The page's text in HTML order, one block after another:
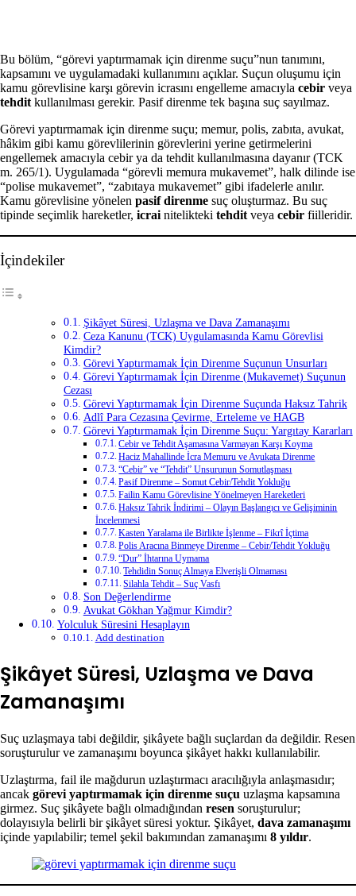
Bu bölüm, “görevi yaptırmamak için direnme suçu”nun tanımını,
kapsamını ve uygulamadaki kullanımını açıklar. Suçun oluşumu için
kamu görevlisine karşı görevin icrasını engelleme amacıyla cebir veya
tehdit kullanılması gerekir. Pasif direnme tek başına suç sayılmaz.
Görevi yaptırmamak için direnme suçu; memur, polis, zabıta, avukat,
hâkim gibi kamu görevlilerinin görevlerini yerine getirmelerini
engellemek amacıyla cebir ya da tehdit kullanılmasına dayanır (TCK
m. 265/1). Uygulamada “görevli memura mukavemet”, halk dilinde ise
“polise mukavemet”, “zabıtaya mukavemet” gibi ifadelerle anılır.
Kamu görevlisine yönelen pasif direnme suç oluşturmaz. Bu suç
tipinde seçimlik hareketler, icrai nitelikteki tehdit veya cebir fiilleridir.
İçindekiler
Şikâyet Süresi, Uzlaşma ve Dava Zamanaşımı
Ceza Kanunu (TCK) Uygulamasında Kamu Görevlisi
Kimdir?
Görevi Yaptırmamak İçin Direnme Suçunun Unsurları
Görevi Yaptırmamak İçin Direnme (Mukavemet) Suçunun
Cezası
Görevi Yaptırmamak İçin Direnme Suçunda Haksız Tahrik
Adlî Para Cezasına Çevirme, Erteleme ve HAGB
Görevi Yaptırmamak İçin Direnme Suçu: Yargıtay Kararları
Cebir ve Tehdit Aşamasına Varmayan Karşı Koyma
Haciz Mahallinde İcra Memuru ve Avukata Direnme
“Cebir” ve “Tehdit” Unsurunun Somutlaşması
Pasif Direnme – Somut Cebir/Tehdit Yokluğu
Failin Kamu Görevlisine Yönelmeyen Hareketleri
Haksız Tahrik İndirimi – Olayın Başlangıcı ve Gelişiminin
İncelenmesi
Kasten Yaralama ile Birlikte İşlenme – Fikrî İçtima
Polis Aracına Binmeye Direnme – Cebir/Tehdit Yokluğu
“Dur” İhtarına Uymama
Tehdidin Sonuç Almaya Elverişli Olmaması
Silahla Tehdit – Suç Vasfı
Son Değerlendirme
Avukat Gökhan Yağmur Kimdir?
Yolculuk Süresini Hesaplayın
Add destination
Şikâyet Süresi, Uzlaşma ve Dava
Zamanaşımı
Suç uzlaşmaya tabi değildir, şikâyete bağlı suçlardan da değildir. Resen
soruşturulur ve zamanaşımı boyunca şikâyet hakkı kullanılabilir.
Uzlaştırma, fail ile mağdurun uzlaştırmacı aracılığıyla anlaşmasıdır;
ancak görevi yaptırmamak için direnme suçu uzlaşma kapsamına
girmez. Suç şikâyete bağlı olmadığından resen soruşturulur;
dolayısıyla belirli bir şikâyet süresi yoktur. Şikâyet, dava zamanaşımı
içinde yapılabilir; temel şekil bakımından zamanaşımı 8 yıldır.